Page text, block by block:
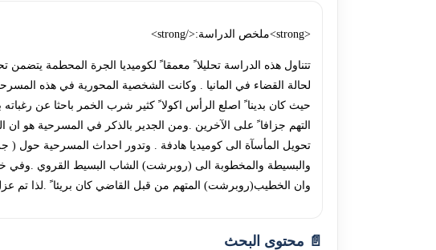
<strong>ملخص الدراسة:</strong>
تتناول هذه الدراسة تحليلا ً معمقا ً لكوميديا الجرة المحطمة يتضمن
لحالة القضاء في المانيا . وكانت الشخصية المحورية في هذه
حيث كان بدينا ً اصلع الرأس اكولا ً كثير شرب الخمر باحثا عن
التهم جزافا ً على الآخرين .ومن الجدير بالذكر في المسرحية هو
تحويل المأسآة الى كوميديا هادفة . وتدور احداث المسرحية حول (
والبسيطة والمخطوبة الى (روبرشت) الشاب البسيط القروي
وان الخطيب(روبرشت) المتهم من قبل القاضي كان بريئا ً .لذا تم
📄 محتوى البحث